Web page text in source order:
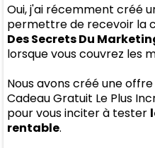
Oui, j'ai récemment créé
permettre de recevoir la
Des Secrets Du
lorsque vous couvrez les
Nous avons créé une
Cadeau Gratuit Le Plus
pour vous inciter à tester
rentable.